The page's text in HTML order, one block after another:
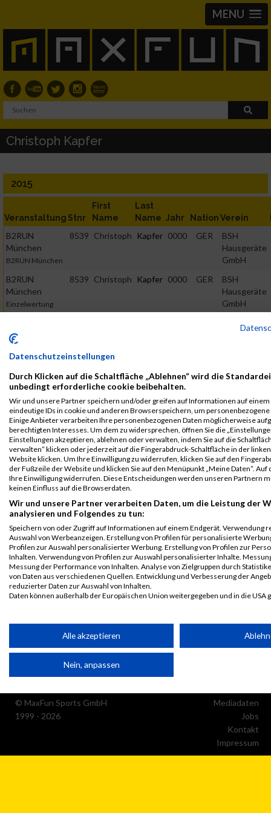
MENU
Christoph Kapfer
2015
Veranstaltung Stnr
First
Name
Last
Name Jahr NationVerein
B2RUN
München
B2RUN München
8539 Christoph Kapfer 0000 GER
BSH
Hausgeräte
GmbH
B2RUN
München
Einzelwertung
8539 Christoph Kapfer 0000 GER
BSH
Hausgeräte
GmbH
B2RUN
München
Teamwertung
männlich
B2RUN
München
Teamwertung
mixed
8539 Christoph Kapfer 0000
Hausgeräte
GmbH
Legende:
GPos = Geschlechter Position, KPos = Kategorie Position, TPos =
Team Position, DNS = Did not start, DNF = Did not finish, DQ =
Disqualifiziert
© MaxFun Sports GmbH
1999 - 2026
Mediadaten
Jobs
Kontakt
Impressum
Datenschutzeinstellungen
Durch Klicken auf die Schaltfläche „Ablehnen“ wird die
unbedingt erforderliche cookie beibehalten.
Wir und unsere Partner speichern und/oder greifen auf Informationen auf einem
eindeutige IDs in cookie und anderen Browserspeichern, um
Einige Anbieter verarbeiten Ihre personenbezogenen Daten möglicherweise
berechtigten Interesses. Um dem zu widersprechen, öffnen Sie die
Einstellungen akzeptieren, ablehnen oder verwalten, indem Sie auf die
verwalten“ klicken oder jederzeit auf die Fingerabdruck-Schaltfläche in der
Website klicken. Um Ihre Einwilligung zu widerrufen, klicken Sie auf den
der Fußzeile der Website und klicken Sie auf den Menüpunkt „Meine Daten“. Auf
Ihre Einwilligung widerrufen. Diese Entscheidungen werden unseren Partnern
keinen Einfluss auf die Browserdaten.
Wir und unsere Partner verarbeiten Daten, um die Leistung der
analysieren und Folgendes zu tun:
Speichern von oder Zugriff auf Informationen auf einem Endgerät. Verwendung
Auswahl von Werbeanzeigen. Erstellung von Profilen für personalisierte
Profilen zur Auswahl personalisierter Werbung. Erstellung von Profilen zur
Inhalten. Verwendung von Profilen zur Auswahl personalisierter Inhalte.
Messung der Performance von Inhalten. Analyse von Zielgruppen durch
von Daten aus verschiedenen Quellen. Entwicklung und Verbesserung der
reduzierter Daten zur Auswahl von Inhalten.
Daten können außerhalb der Europäischen Union weitergegeben und in die USA
Partnerliste anzeigen (1 IAB-Anbieter)
Wir nutzen Ihre Daten für folgende Zwecke:
IAB-Verarbeitungszwecke:
Verwendung reduzierter Daten zur Auswahl von
Alle akzeptieren
Nein, anpassen